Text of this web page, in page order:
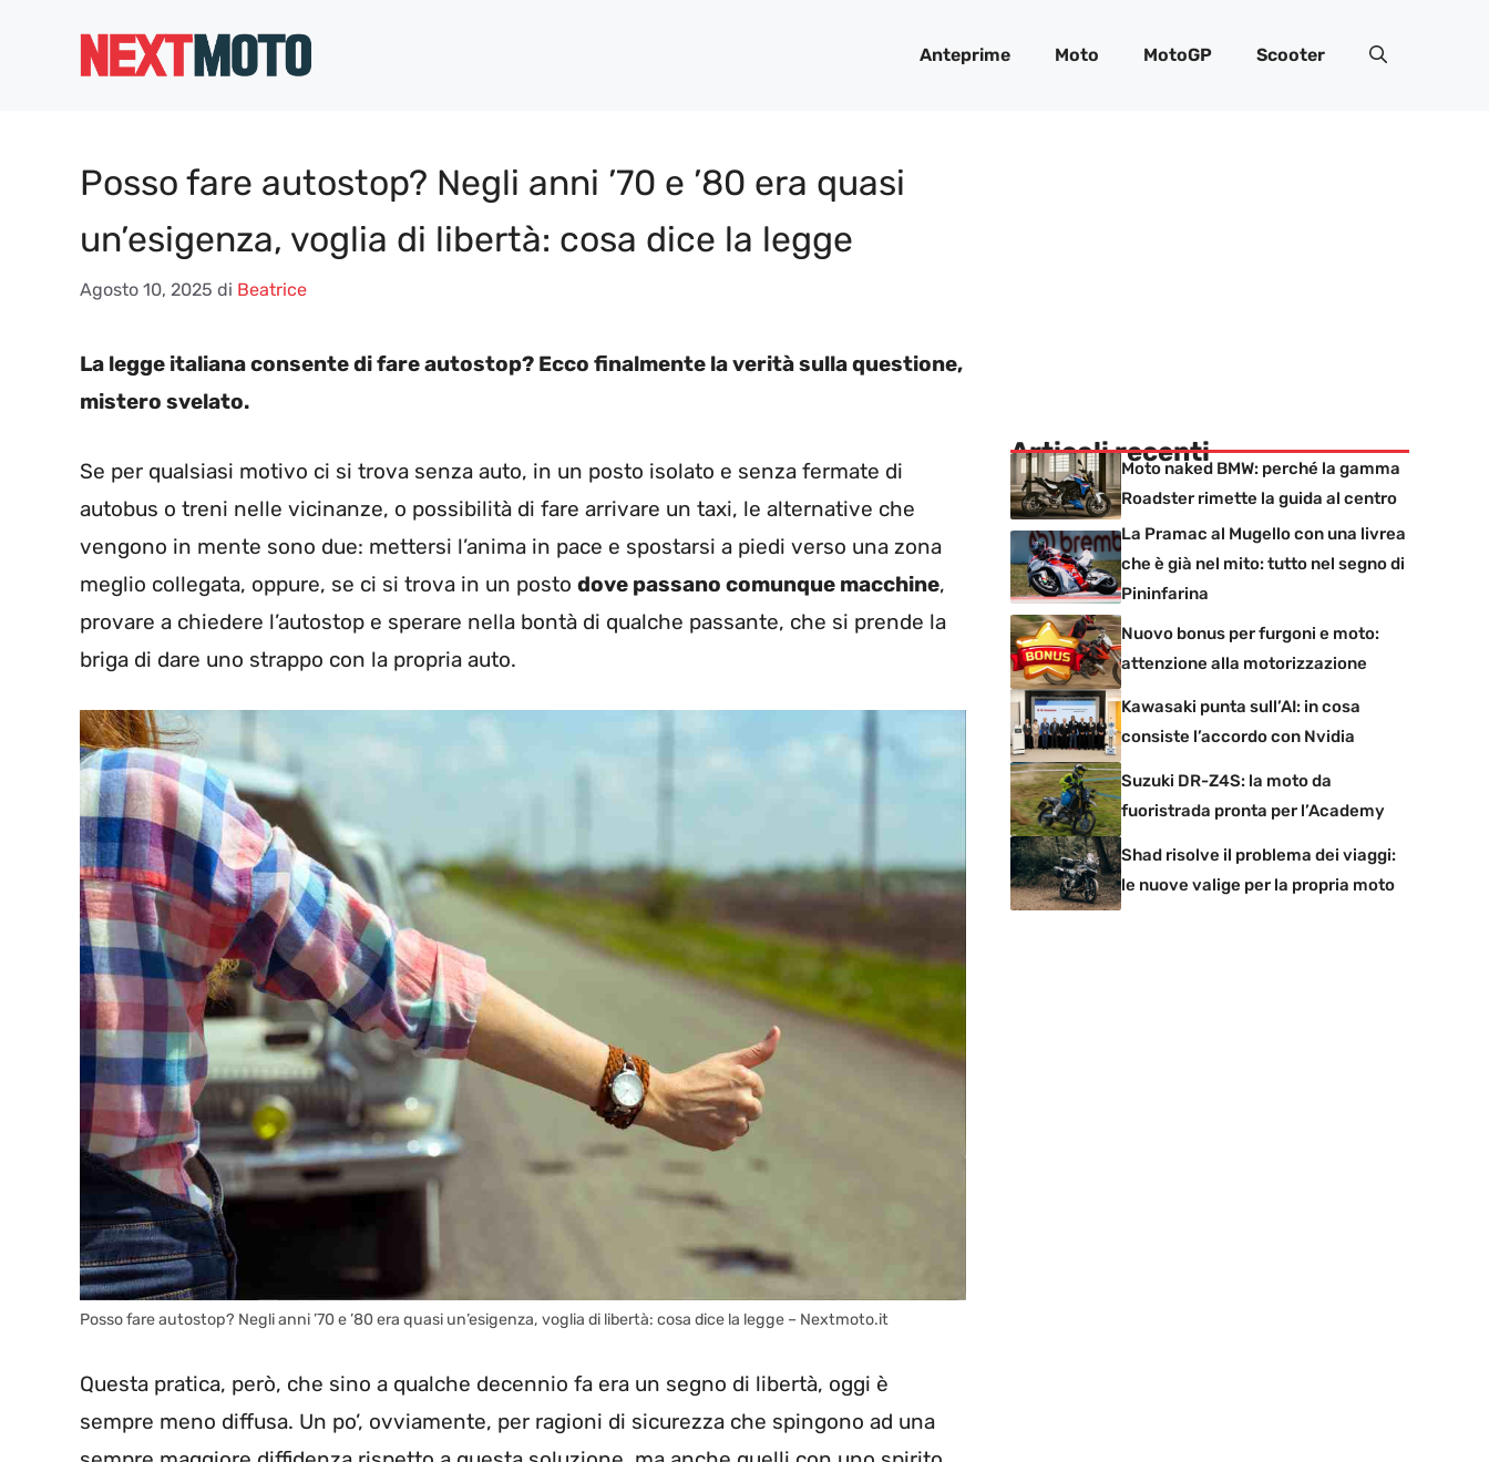
Anteprime Moto MotoGP Scooter
Posso fare autostop? Negli anni ’70 e ’80 era quasi
un’esigenza, voglia di libertà: cosa dice la legge
Agosto 10, 2025 di Beatrice
La legge italiana consente di fare autostop? Ecco finalmente la verità sulla questione,
mistero svelato.
Se per qualsiasi motivo ci si trova senza auto, in un posto isolato e senza fermate di
autobus o treni nelle vicinanze, o possibilità di fare arrivare un taxi, le alternative che
vengono in mente sono due: mettersi l’anima in pace e spostarsi a piedi verso una zona
meglio collegata, oppure, se ci si trova in un posto dove passano comunque macchine,
provare a chiedere l’autostop e sperare nella bontà di qualche passante, che si prende la
briga di dare uno strappo con la propria auto.
Posso fare autostop? Negli anni ’70 e ’80 era quasi un’esigenza, voglia di libertà: cosa dice la legge – Nextmoto.it
Questa pratica, però, che sino a qualche decennio fa era un segno di libertà, oggi è
sempre meno diffusa. Un po’, ovviamente, per ragioni di sicurezza che spingono ad una
Articoli recenti
Moto naked BMW: perché la gamma
Roadster rimette la guida al centro
La Pramac al Mugello con una livrea
che è già nel mito: tutto nel segno di
Pininfarina
Nuovo bonus per furgoni e moto:
attenzione alla motorizzazione
Kawasaki punta sull’AI: in cosa
consiste l’accordo con Nvidia
Suzuki DR-Z4S: la moto da
fuoristrada pronta per l’Academy
Shad risolve il problema dei viaggi:
le nuove valige per la propria moto